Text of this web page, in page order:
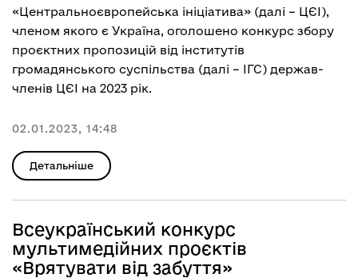
«Центральноєвропейська ініціатива» (далі – ЦЄІ),
членом якого є Україна, оголошено конкурс збору
проєктних пропозицій від інститутів
громадянського суспільства (далі – ІГС) держав-
членів ЦЄІ на 2023 рік.
02.01.2023, 14:48
Детальніше
Всеукраїнський конкурс
мультимедійних проєктів
«Врятувати від забуття»